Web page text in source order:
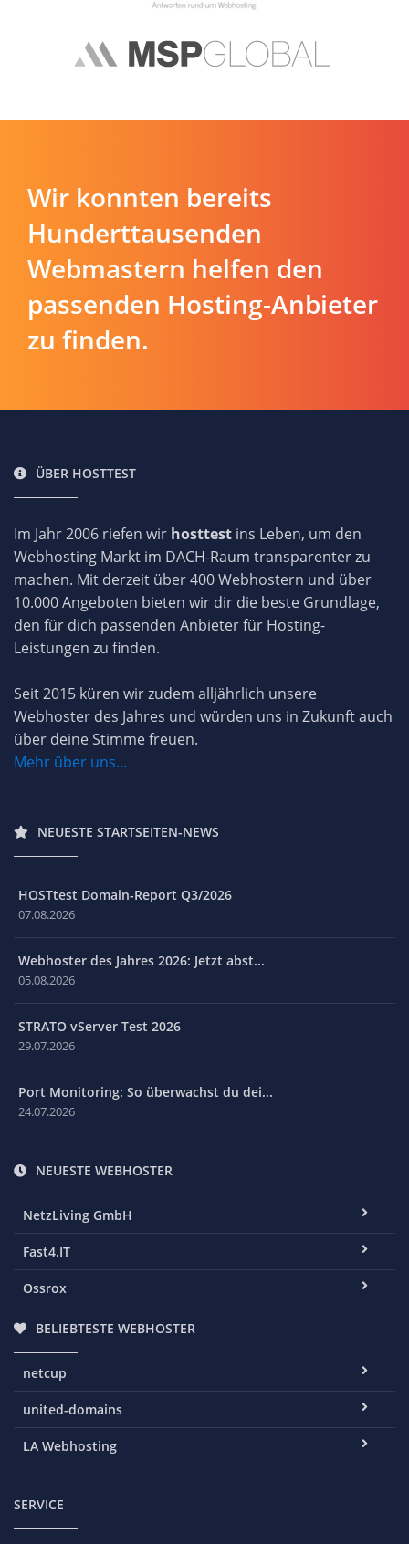
Wir konnten bereits
Hunderttausenden
Webmastern helfen den
passenden Hosting-Anbieter
zu finden.
ÜBER HOSTTEST
Im Jahr 2006 riefen wir hosttest ins Leben, um den
Webhosting Markt im DACH-Raum transparenter zu
machen. Mit derzeit über 400 Webhostern und über
10.000 Angeboten bieten wir dir die beste Grundlage,
den für dich passenden Anbieter für Hosting-
Leistungen zu finden.
Seit 2015 küren wir zudem alljährlich unsere
Webhoster des Jahres und würden uns in Zukunft auch
über deine Stimme freuen.
Mehr über uns...
NEUESTE STARTSEITEN-NEWS
HOSTtest Domain-Report Q3/2026
07.08.2026
Webhoster des Jahres 2026: Jetzt abst...
05.08.2026
STRATO vServer Test 2026
29.07.2026
Port Monitoring: So überwachst du dei...
24.07.2026
NEUESTE WEBHOSTER
NetzLiving GmbH
Fast4.IT
Ossrox
BELIEBTESTE WEBHOSTER
netcup
united-domains
LA Webhosting
SERVICE